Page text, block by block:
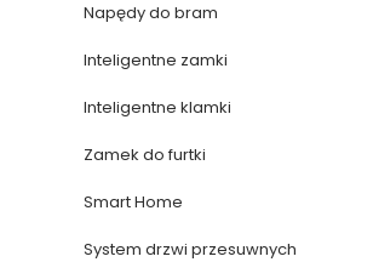
Napędy do bram
Inteligentne zamki
Inteligentne klamki
Zamek do furtki
Smart Home
System drzwi przesuwnych